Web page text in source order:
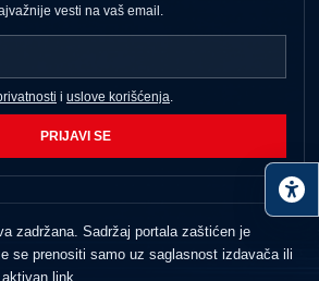
vesti na vaš email.
i uslove korišćenja
PRIJAVI SE
zadržana. Sadržaj portala zaštićen je
se prenositi samo uz saglasnost izdavača ili
link.